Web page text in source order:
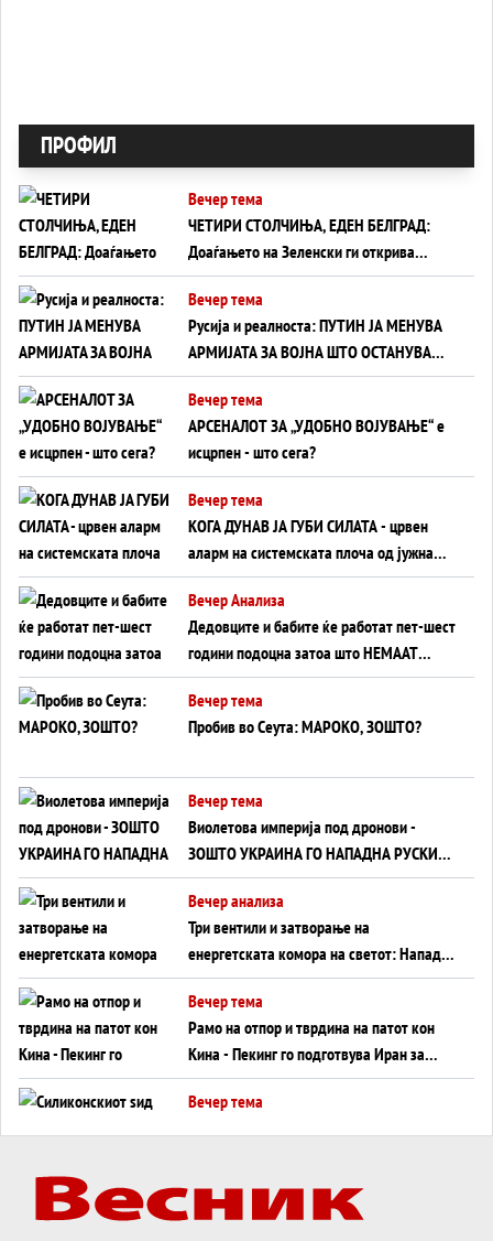
ПРОФИЛ
Вечер тема
ЧЕТИРИ СТОЛЧИЊА, ЕДЕН БЕЛГРАД:
Доаѓањето на Зеленски ги открива
тајните на политиката на балансирање
на Вучиќ
Вечер тема
Русија и реалноста: ПУТИН ЈА МЕНУВА
АРМИЈАТА ЗА ВОЈНА ШТО ОСТАНУВА
БЕЗ ФРОНТ
Вечер тема
АРСЕНАЛОТ ЗА „УДОБНО ВОЈУВАЊЕ“ е
исцрпен - што сега?
Вечер тема
КОГА ДУНАВ ЈА ГУБИ СИЛАТА - црвен
аларм на системската плоча од јужна
Германија до Црното Море...
Вечер Анализа
Дедовците и бабите ќе работат пет-шест
години подоцна затоа што НЕМААТ
ВНУЦИ ДА ГИ ЗАМЕНАТ
Вечер тема
Пробив во Сеута: МАРОКО, ЗОШТО?
Вечер тема
Виолетова империја под дронови -
ЗОШТО УКРАИНА ГО НАПАДНА РУСКИОТ
WILDBERRIES
Вечер анализа
Три вентили и затворање на
енергетската комора на светот: Нападот
во Суец најавува глобален енергетски
инфаркт?
Вечер тема
Рамо на отпор и тврдина на патот кон
Кина - Пекинг го подготвува Иран за
американска копнена инвазија
Вечер тема
Вечер тема
Трамп тврди дека повторно „разговара“